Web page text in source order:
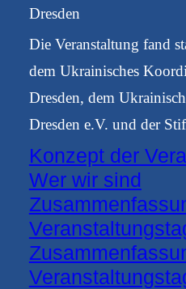
Dresden
Die Veranstaltung fand
dem Ukrainisches
Dresden, dem
Dresden e.V. und der
Konzept der
Wer wir sind